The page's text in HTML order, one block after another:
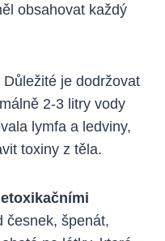
obsahovat každý
Důležité je ‌dodržovat ​
2-3 ⁣litry​ vody⁤
lymfa a ledviny,
toxiny z ⁤těla.
česnek, špenát,